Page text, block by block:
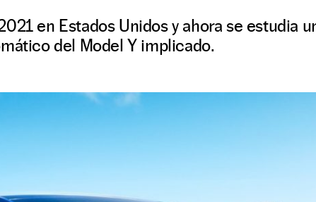
en Estados Unidos y ahora se estudia
del Model Y implicado.